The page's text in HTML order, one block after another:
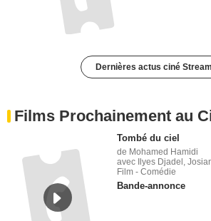
Dernières actus ciné
Films Prochainement au
Tombé du ciel
de Mohamed Hamidi
avec Ilyes Djadel,
Film - Comédie
Bande-annonce